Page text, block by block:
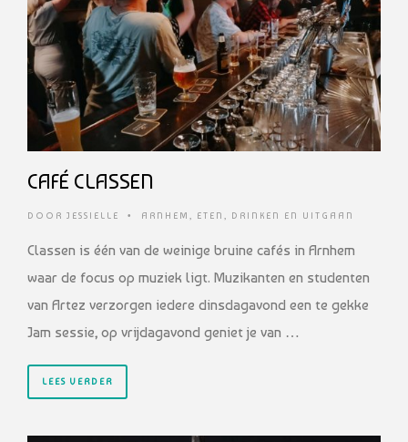
CAFÉ CLASSEN
DOOR JESSIELLE • ARNHEM , ETEN, DRINKEN EN UITGAAN
Classen is één van de weinige bruine cafés in Arnhem
waar de focus op muziek ligt. Muzikanten en studenten
van Artez verzorgen iedere dinsdagavond een te gekke
Jam sessie, op vrijdagavond geniet je van …
LEES VERDER